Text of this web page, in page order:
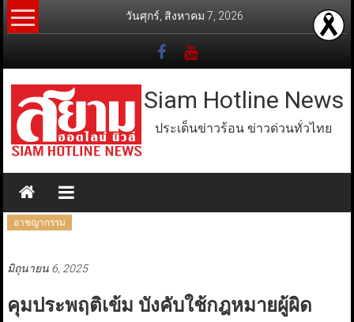
Skip
to
วันศุกร์, สิงหาคม 7, 2026
Siam Hotline News
ประเด็นข่าวร้อน ข่าวด่วนทั่วไทย
อาชญากรรม
มิถุนายน 6, 2025
คุมประพฤติเข้ม บังคับใช้กฎหมายผู้ผิด